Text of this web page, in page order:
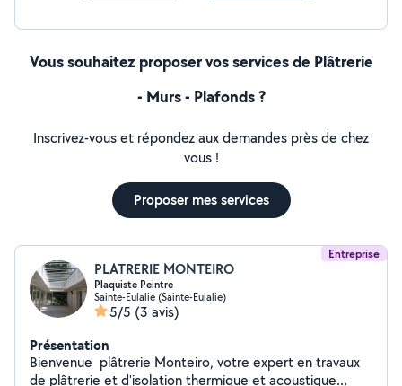
Vous souhaitez proposer vos services de Plâtrerie
- Murs - Plafonds ?
Inscrivez-vous et répondez aux demandes près de chez
vous !
Proposer mes services
Entreprise
PLATRERIE MONTEIRO
Plaquiste Peintre
Sainte-Eulalie (Sainte-Eulalie)
5/5 (3 avis)
Présentation
Bienvenue plâtrerie Monteiro, votre expert en travaux
de plâtrerie et d'isolation thermique et acoustique